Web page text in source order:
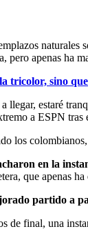
apenas ha
tricolor, sino
llegar, estaré
a ESPN tras
los
en la
que apenas
partido a
de final, una